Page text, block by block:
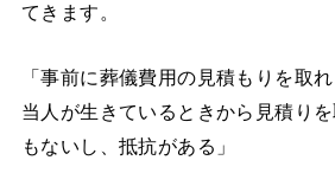
てきます。
「事前に葬儀費用の見積もりを取
当人が生きているときから見積り
もないし、抵抗がある」